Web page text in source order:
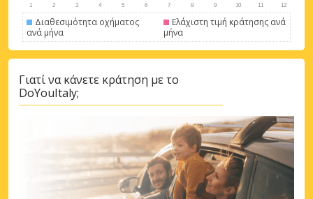
Διαθεσιμότητα οχήματος
ανά μήνα
Ελάχιστη τιμή κράτησης ανά
μήνα
Γιατί να κάνετε κράτηση με το
DoYouItaly;